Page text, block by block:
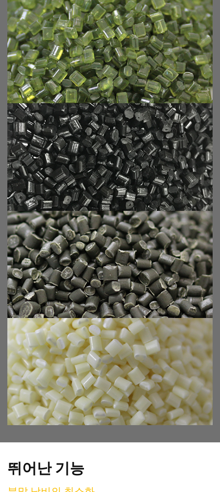
뛰어난 기능